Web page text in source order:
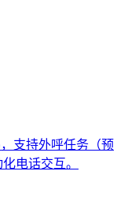
支持外呼任务（预
电话交互。